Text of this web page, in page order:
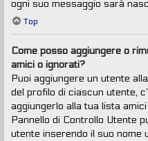
ogni suo messaggio sarà
Top
Come posso aggiungere o
amici o ignorati?
Puoi aggiungere un utente
del profilo di ciascun utente,
aggiungerlo alla tua lista
Pannello di Controllo Utente
utente inserendo il suo nome